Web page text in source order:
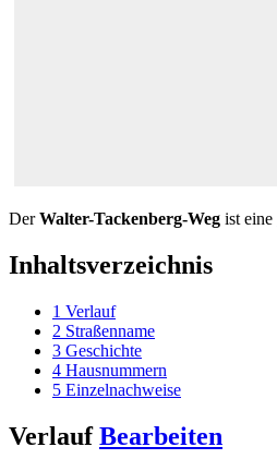
DerWalter-Tackenberg-Weg ist eine
Inhaltsverzeichnis
1 Verlauf
2 Straßenname
3 Geschichte
4 Hausnummern
5 Einzelnachweise
Verlauf Bearbeiten